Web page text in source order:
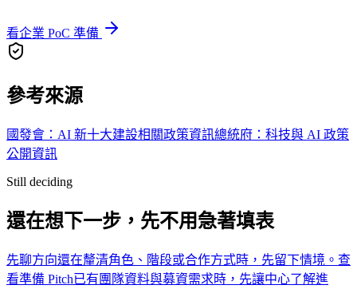
看企業 PoC 準備
參考來源
國發會：AI 新十大建設相關政策資訊總統府：科技與 AI 政策
公開資訊
Still deciding
還在想下一步，先不用急著填表
先聊方向還在釐清角色、階段或合作方式時，先留下情境。 查
看準備 Pitch已有團隊資料與募資需求時，先讓中心了解進